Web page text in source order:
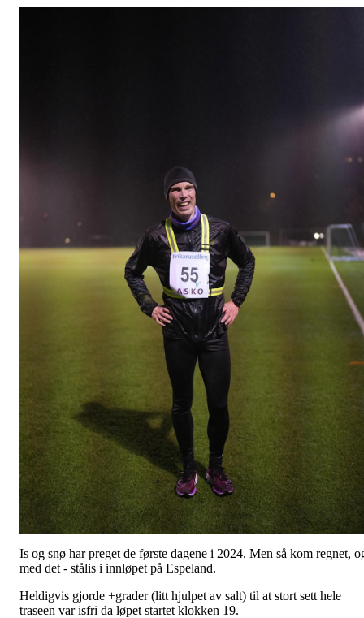
Is og snø har preget de første dagene i 2024. Men så kom regnet,
med det - stålis i innløpet på Espeland.
Heldigvis gjorde +grader (litt hjulpet av salt) til at stort sett hele
traseen var isfri da løpet startet klokken 19.